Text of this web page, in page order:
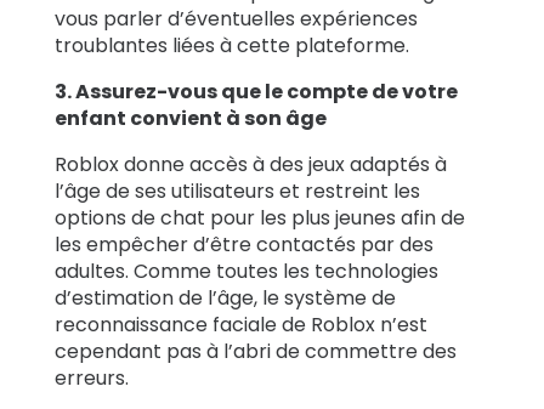
vous parler d’éventuelles expériences
troublantes liées à cette plateforme.
3.Assurez-vous que le compte de votre
enfant convient à son âge
Roblox donne accès à des jeux adaptés à
l’âge de ses utilisateurs et restreint les
options de chat pour les plus jeunes afin de
les empêcher d’être contactés par des
adultes. Comme toutes les technologies
d’estimation de l’âge, le système de
reconnaissance faciale de Roblox n’est
cependant pas à l’abri de commettre des
erreurs.